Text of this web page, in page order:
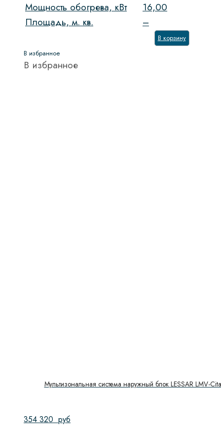
Мощность обогрева, кВт
16,00
Площадь, м. кв.
–
В корзину
В избранное
В избранное
Мультизональная система наружный блок LESSAR LMV-
354 320 руб